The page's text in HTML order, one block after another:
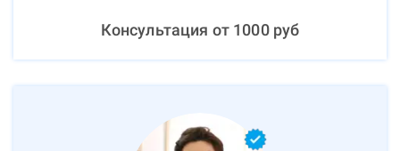
Консультация от 1000руб